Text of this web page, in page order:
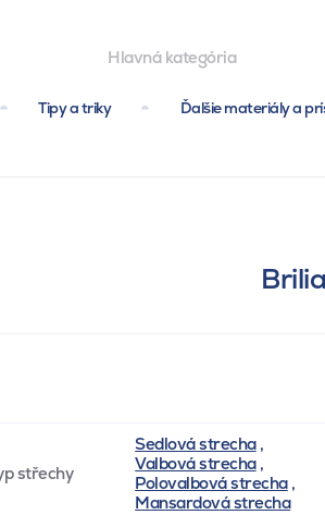
Hlavná kategória
Tipy a triky Ďalšie materiály a
střechy
Sedlová strecha,
Valbová strecha,
Polovalbová strecha,
Mansardová strecha